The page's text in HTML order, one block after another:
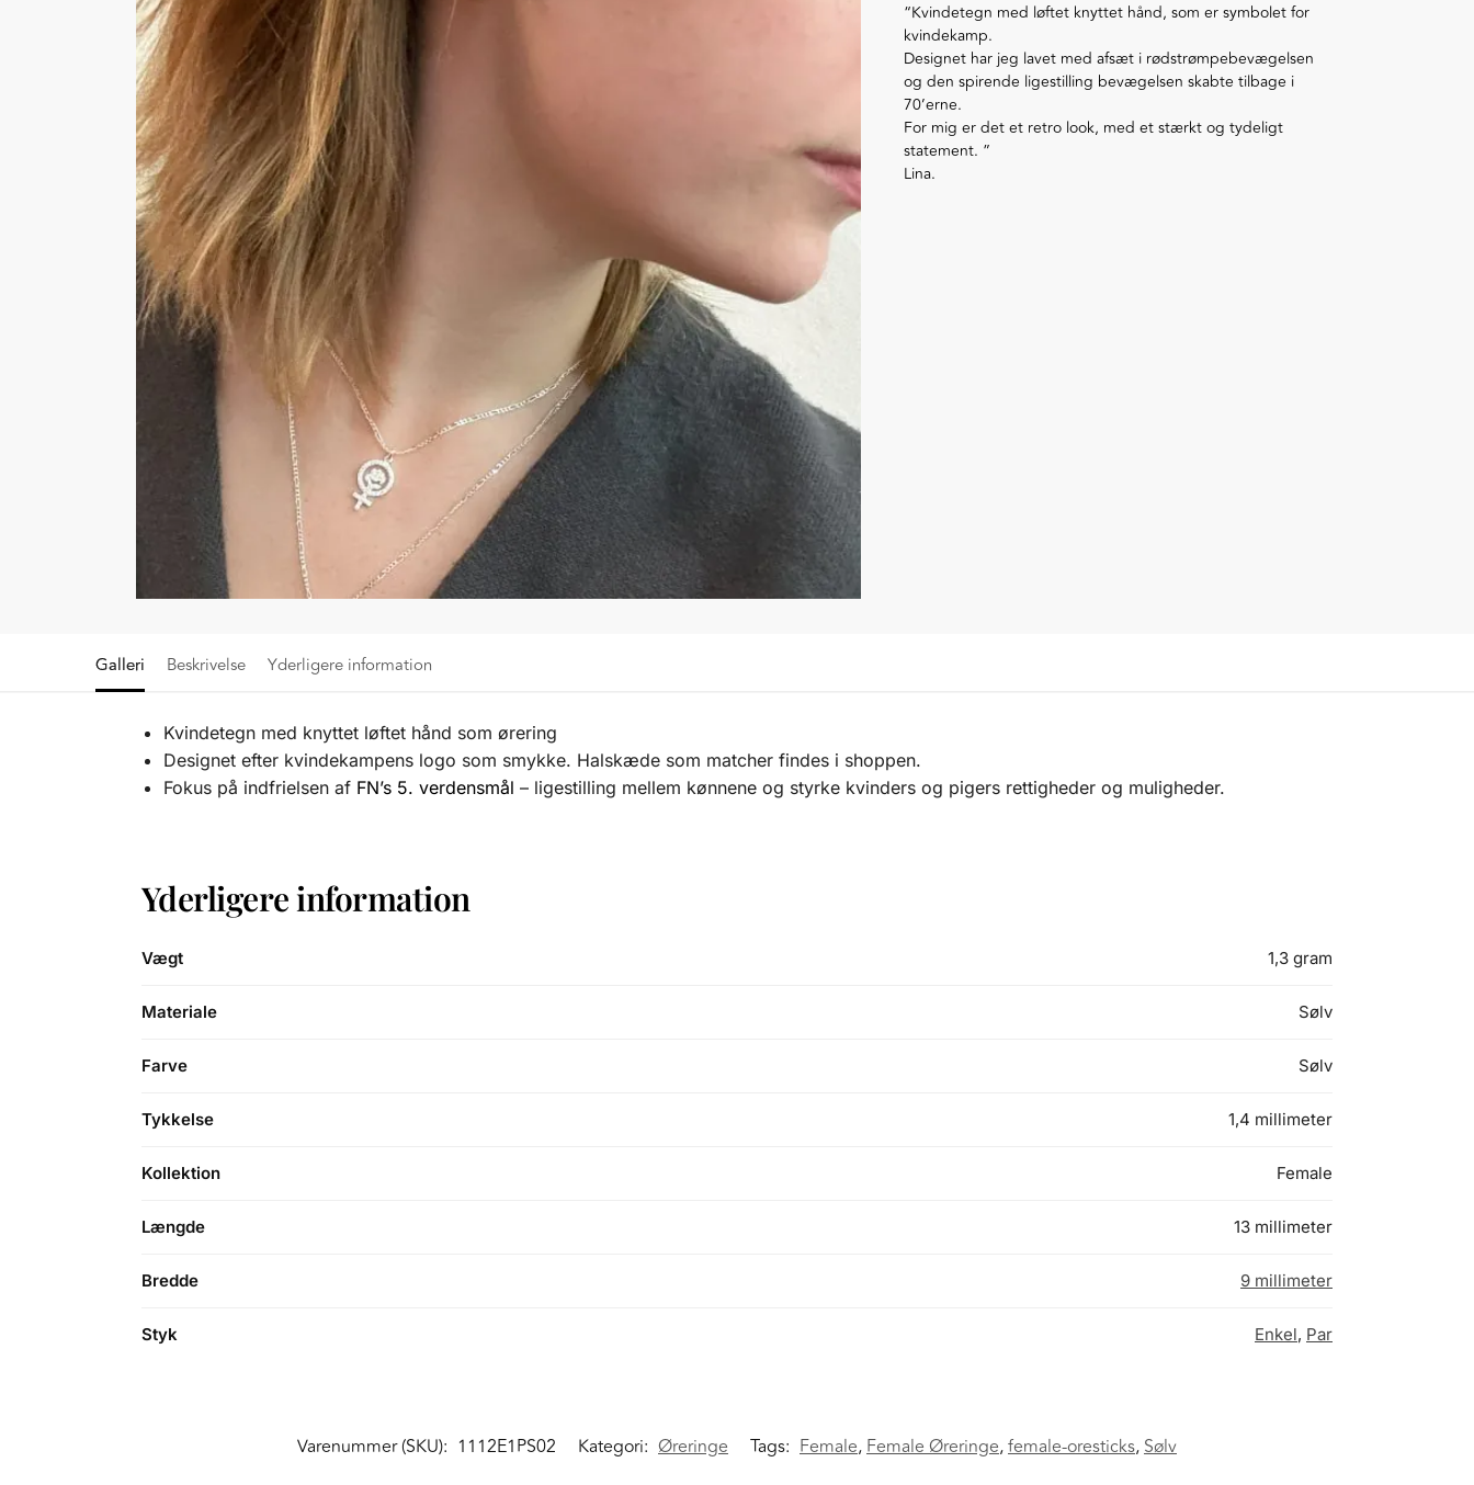
“Kvindetegn med løftet knyttet hånd, som er symbolet for
kvindekamp.
Designet har jeg lavet med afsæt i rødstrømpebevægelsen
og den spirende ligestilling bevægelsen skabte tilbage i
70’erne.
For mig er det et retro look, med et stærkt og tydeligt
statement. ”
Lina.
Galleri Beskrivelse Yderligere information
Kvindetegn med knyttet løftet hånd som ørering
Designet efter kvindekampens logo som smykke. Halskæde som matcher findes i shoppen.
Fokus på indfrielsen afFN’s 5. verdensmål – ligestilling mellem kønnene og styrke kvinders og pigers rettigheder og muligheder.
Yderligere information
Vægt 1,3 gram
Materiale Sølv
Farve Sølv
Tykkelse 1,4 millimeter
Kollektion Female
Længde 13 millimeter
Bredde 9 millimeter
Styk Enkel, Par
Varenummer (SKU): 1112E1PS02 Kategori: Øreringe Tags: Female,Female Øreringe,female-oresticks,Sølv